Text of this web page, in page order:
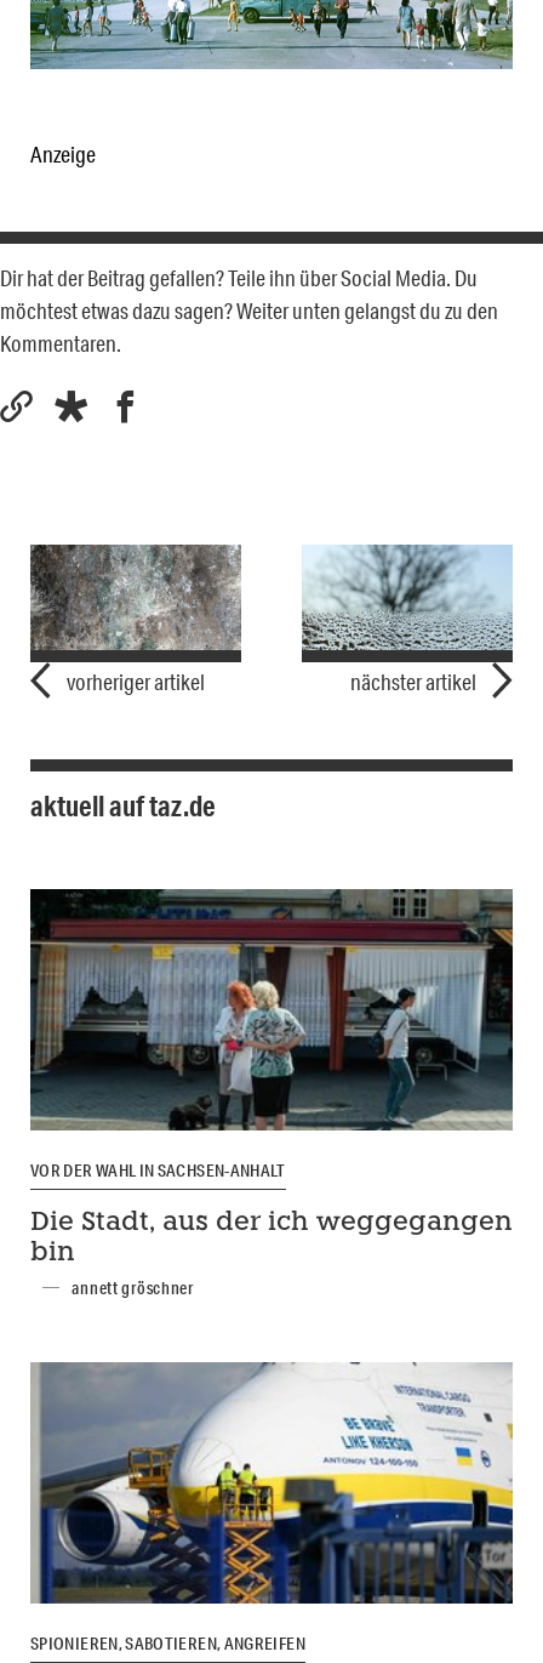
Anzeige
Dir hat der Beitrag gefallen? Teile ihn über Social Media. Du
möchtest etwas dazu sagen? Weiter unten gelangst du zu den
Kommentaren.
vorheriger artikel nächster artikel
aktuell auf taz.de
VOR DER WAHL IN SACHSEN-ANHALT
Die Stadt, aus der ich weggegangen
bin
annett gröschner
SPIONIEREN, SABOTIEREN, ANGREIFEN